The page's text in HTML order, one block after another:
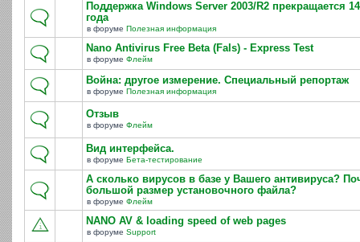
Поддержка Windows Server 2003/R2 прекращается
года
в форуме Полезная информация
Nano Antivirus Free Beta (Fals) - Express Test
в форуме Флейм
Война: другое измерение. Специальный репортаж
в форуме Полезная информация
Отзыв
в форуме Флейм
Вид интерфейса.
в форуме Бета-тестирование
А сколько вирусов в базе у Вашего антивируса?
большой размер установочного файла?
в форуме Флейм
NANO AV & loading speed of web pages
в форуме Support